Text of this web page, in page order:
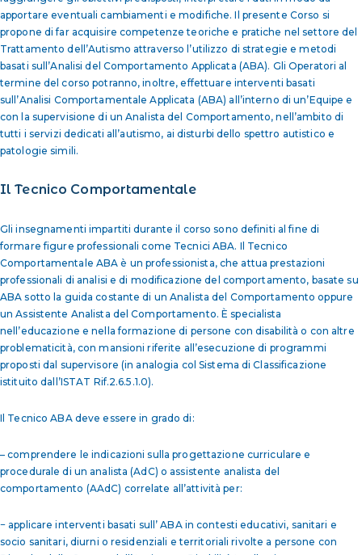
apportare eventuali cambiamenti e modifiche. Il presente Corso si
propone di far acquisire competenze teoriche e pratiche nel settore del
Trattamento dell’Autismo attraverso l’utilizzo di strategie e metodi
basati sull’Analisi del Comportamento Applicata (ABA). Gli Operatori al
termine del corso potranno, inoltre, effettuare interventi basati
sull’Analisi Comportamentale Applicata (ABA) all’interno di un’Equipe e
con la supervisione di un Analista del Comportamento, nell’ambito di
tutti i servizi dedicati all’autismo, ai disturbi dello spettro autistico e
patologie simili.
Il Tecnico Comportamentale
Gli insegnamenti impartiti durante il corso sono definiti al fine di
formare figure professionali come Tecnici ABA. Il Tecnico
Comportamentale ABA è un professionista, che attua prestazioni
professionali di analisi e di modificazione del comportamento, basate su
ABA sotto la guida costante di un Analista del Comportamento oppure
un Assistente Analista del Comportamento. È specialista
nell’educazione e nella formazione di persone con disabilità o con altre
problematicità, con mansioni riferite all’esecuzione di programmi
proposti dal supervisore (in analogia col Sistema di Classificazione
istituito dall’ISTAT Rif.2.6.5.1.0).
Il Tecnico ABA deve essere in grado di:
– comprendere le indicazioni sulla progettazione curriculare e
procedurale di un analista (AdC) o assistente analista del
comportamento (AAdC) correlate all’attività per:
− applicare interventi basati sull’ ABA in contesti educativi, sanitari e
socio sanitari, diurni o residenziali e territoriali rivolte a persone con